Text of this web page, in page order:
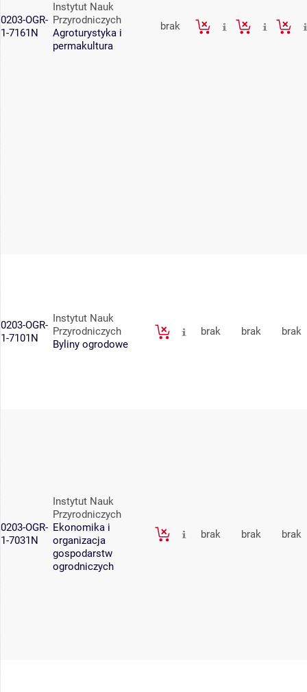
0203-OGR-
1-7161N
Instytut Nauk
Przyrodniczych
Agroturystyka i
permakultura
brak
0203-OGR-
1-7101N
Instytut Nauk
Przyrodniczych
Byliny ogrodowe
brak brak brak
0203-OGR-
1-7031N
Instytut Nauk
Przyrodniczych
Ekonomika i
organizacja
gospodarstw
ogrodniczych
brak brak brak